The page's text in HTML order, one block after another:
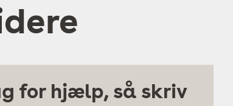
for hjælp, så skriv